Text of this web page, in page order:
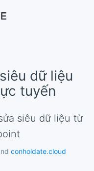
dữ liệu
tuyến
conholdate.cloud